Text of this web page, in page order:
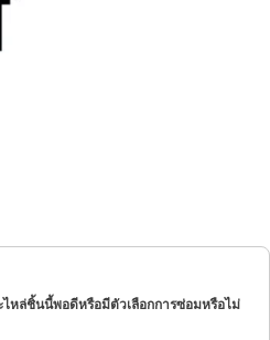
ไหล่ชิ้นนี้พอดีหรือมีตัวเลือกการซ่อมหรือไม่